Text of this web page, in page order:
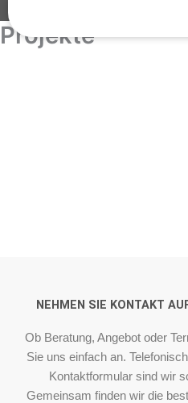
Inhalt
springen
Projekte
NEHMEN SIE KONTAKT
Ob Beratung, Angebot oder
Sie uns einfach an.
Kontaktformular sind wir
Gemeinsam finden wir die